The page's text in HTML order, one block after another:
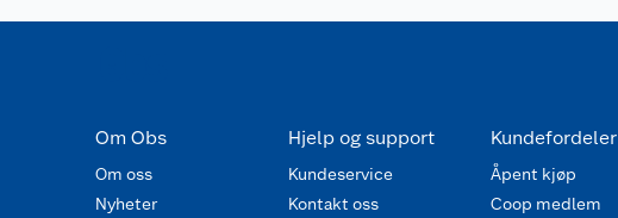
Om Obs
Om oss
Nyheter
Hjelp og support
Kundeservice
Kontakt oss
Kundefordeler
Åpent kjøp
Coop medlem